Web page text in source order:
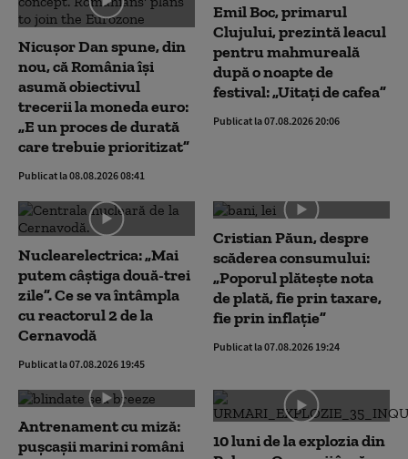
Nicușor Dan spune, din
nou, că România își
asumă obiectivul
trecerii la moneda euro:
„E un proces de durată
care trebuie prioritizat”
Publicat la 08.08.2026 08:41
Emil Boc, primarul
Clujului, prezintă leacul
pentru mahmureală
după o noapte de
festival: „Uitați de cafea”
Publicat la 07.08.2026 20:06
Nuclearelectrica: „Mai
putem câștiga două-trei
zile”. Ce se va întâmpla
cu reactorul 2 de la
Cernavodă
Publicat la 07.08.2026 19:45
Cristian Păun, despre
scăderea consumului:
„Poporul plătește nota
de plată, fie prin taxare,
fie prin inflație”
Publicat la 07.08.2026 19:24
Antrenament cu miză:
pușcașii marini români
10 luni de la explozia din